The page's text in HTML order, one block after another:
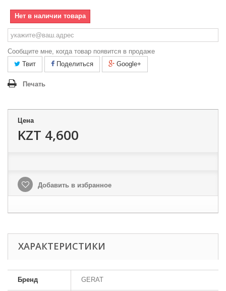
Нет в наличии товара
Сообщите мне, когда товар появится в продаже
Твит
Поделиться Google+
Печать
Цена
KZT 4,600
Добавить в избранное
ХАРАКТЕРИСТИКИ
Бренд GERAT